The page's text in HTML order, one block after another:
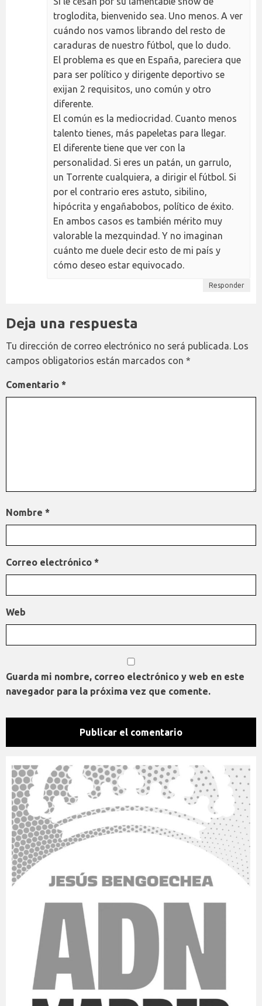
troglodita, bienvenido sea. Uno menos. A ver
cuándo nos vamos librando del resto de
caraduras de nuestro fútbol, que lo dudo.
El problema es que en España, pareciera que
para ser político y dirigente deportivo se
exijan 2 requisitos, uno común y otro
diferente.
El común es la mediocridad. Cuanto menos
talento tienes, más papeletas para llegar.
El diferente tiene que ver con la
personalidad. Si eres un patán, un garrulo,
un Torrente cualquiera, a dirigir el fútbol. Si
por el contrario eres astuto, sibilino,
hipócrita y engañabobos, político de éxito.
En ambos casos es también mérito muy
valorable la mezquindad. Y no imaginan
cuánto me duele decir esto de mi país y
cómo deseo estar equivocado.
Responder
Deja una respuesta
Tu dirección de correo electrónico no será publicada. Los
campos obligatorios están marcados con *
Comentario *
Nombre *
Correo electrónico *
Web
Guarda mi nombre, correo electrónico y web en este
navegador para la próxima vez que comente.